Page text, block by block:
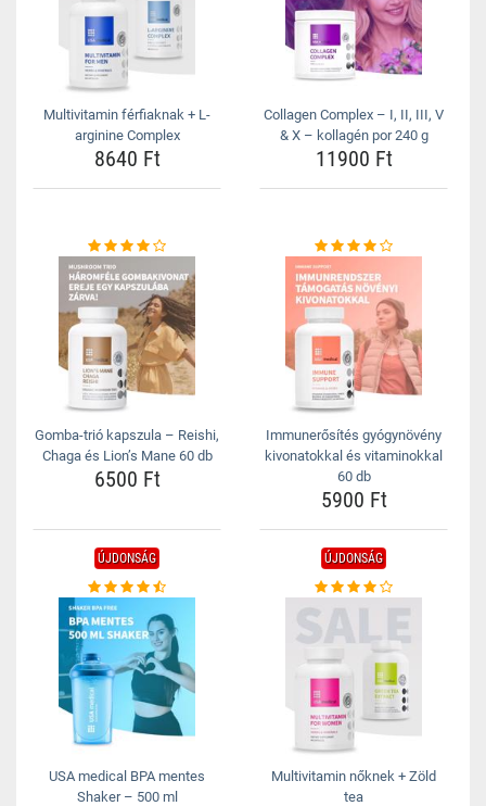
Multivitamin férfiaknak + L-
arginine Complex
8640 Ft
Collagen Complex – I, II, III, V
& X – kollagén por 240 g
11900 Ft
Gomba-trió kapszula – Reishi,
Chaga és Lion’s Mane 60 db
6500 Ft
Immunerősítés gyógynövény
kivonatokkal és vitaminokkal
60 db
5900 Ft
ÚJDONSÁG
USA medical BPA mentes
Shaker – 500 ml
ÚJDONSÁG
Multivitamin nőknek + Zöld
tea